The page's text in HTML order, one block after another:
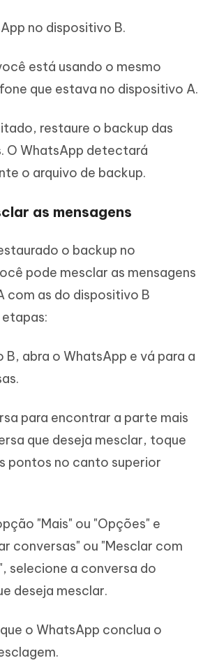
no dispositivo B.
está usando o mesmo
que estava no dispositivo A.
restaure o backup das
O WhatsApp detectará
o arquivo de backup.
as mensagens
o backup no
pode mesclar as mensagens
com as do dispositivo B
B, abra o WhatsApp e vá para a
para encontrar a parte mais
que deseja mesclar, toque
pontos no canto superior
"Mais" ou "Opções" e
conversas" ou "Mesclar com
selecione a conversa do
deseja mesclar.
o WhatsApp conclua o